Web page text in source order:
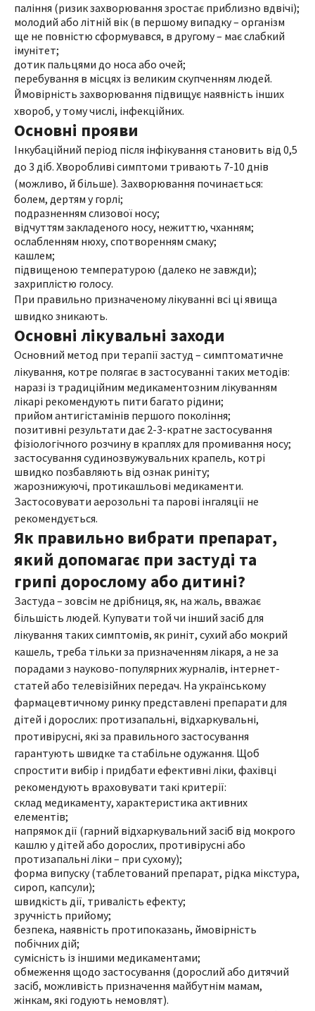
паління (ризик захворювання зростає приблизно вдвічі);
молодий або літній вік (в першому випадку – організм
ще не повністю сформувався, в другому – має слабкий
імунітет;
дотик пальцями до носа або очей;
перебування в місцях із великим скупченням людей.
Ймовірність захворювання підвищує наявність інших
хвороб, у тому числі, інфекційних.
Основні прояви
Інкубаційний період після інфікування становить від 0,5
до 3 діб. Хворобливі симптоми тривають 7-10 днів
(можливо, й більше). Захворювання починається:
болем, дертям у горлі;
подразненням слизової носу;
відчуттям закладеного носу, нежиттю, чханням;
ослабленням нюху, спотворенням смаку;
кашлем;
підвищеною температурою (далеко не завжди);
захриплістю голосу.
При правильно призначеному лікуванні всі ці явища
швидко зникають.
Основні лікувальні заходи
Основний метод при терапії застуд – симптоматичне
лікування, котре полягає в застосуванні таких методів:
наразі із традиційним медикаментозним лікуванням
лікарі рекомендують пити багато рідини;
прийом антигістамінів першого покоління;
позитивні результати дає 2-3-кратне застосування
фізіологічного розчину в краплях для промивання носу;
застосування судинозвужувальних крапель, котрі
швидко позбавляють від ознак риніту;
жарознижуючі, протикашльові медикаменти.
Застосовувати аерозольні та парові інгаляції не
рекомендується.
Як правильно вибрати препарат,
який допомагає при застуді та
грипі дорослому або дитині?
Застуда – зовсім не дрібниця, як, на жаль, вважає
більшість людей. Купувати той чи інший засіб для
лікування таких симптомів, як риніт, сухий або мокрий
кашель, треба тільки за призначенням лікаря, а не за
порадами з науково-популярних журналів, інтернет-
статей або телевізійних передач. На українському
фармацевтичному ринку представлені препарати для
дітей і дорослих: протизапальні, відхаркувальні,
противірусні, які за правильного застосування
гарантують швидке та стабільне одужання. Щоб
спростити вибір і придбати ефективні ліки, фахівці
рекомендують враховувати такі критерії:
склад медикаменту, характеристика активних
елементів;
напрямок дії (гарний відхаркувальний засіб від мокрого
кашлю у дітей або дорослих, противірусні або
протизапальні ліки – при сухому);
форма випуску (таблетований препарат, рідка мікстура,
сироп, капсули);
швидкість дії, тривалість ефекту;
зручність прийому;
безпека, наявність протипоказань, ймовірність
побічних дій;
сумісність із іншими медикаментами;
обмеження щодо застосування (дорослий або дитячий
засіб, можливість призначення майбутнім мамам,
жінкам, які годують немовлят).